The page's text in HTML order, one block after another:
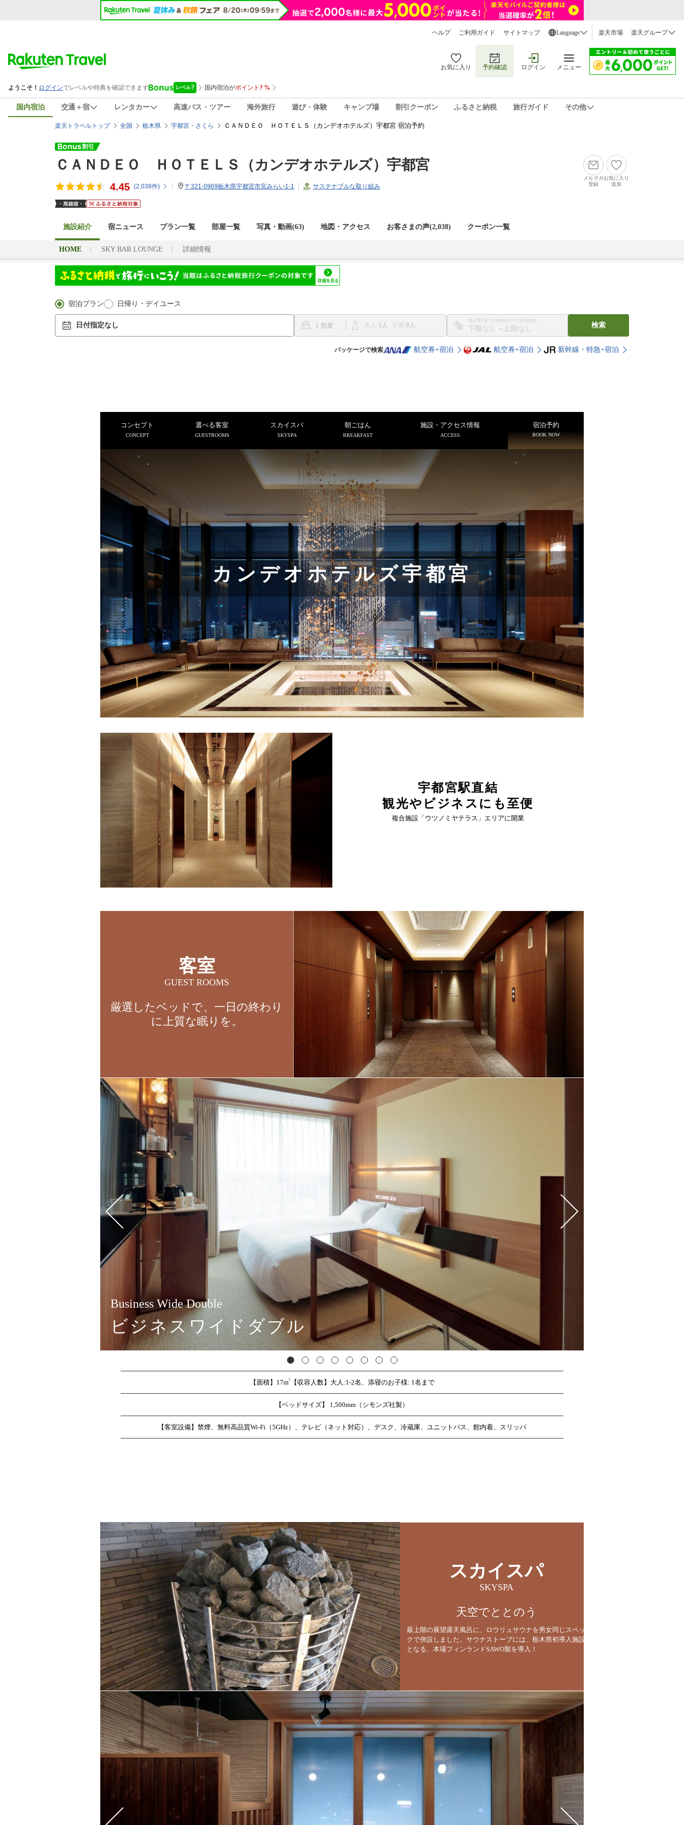
ヘルプ ご利用ガイド サイトマップ Language 楽天市場 楽天グループ
お気に入り 予約確認 ログイン メニュー
国内宿泊 交通＋宿 レンタカー 高速バス・ツアー 海外旅行 遊び・体験 キャンプ場 割引クーポン ふるさと納税 旅行ガイド その他
楽天トラベルトップ 全国 栃木県 宇都宮・さくら ＣＡＮＤＥＯ ＨＯＴＥＬＳ（カンデオホテルズ）宇都宮 宿泊予約
ＣＡＮＤＥＯ ＨＯＴＥＬＳ（カンデオホテルズ）宇都宮
4.45 (2,038件) 〒321-0969栃木県宇都宮市宮みらい1-1 サステナブルな取り組み
メルマガ
登録
お気に入り
追加
施設紹介 宿ニュース プラン一覧 部屋一覧 写真・動画(63) 地図・アクセス お客さまの声(2,038) クーポン一覧
HOME SKY BAR LOUNGE 詳細情報
宿泊プラン 日帰り・デイユース
日付指定なし 1 大人 1 子供 0
合計料金 ※1部屋あたりの税込金額
〜
検索
パッケージで検索 航空券+宿泊 航空券+宿泊 新幹線・特急+宿泊